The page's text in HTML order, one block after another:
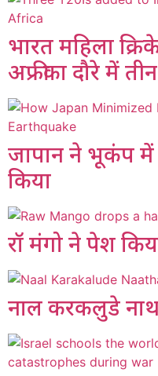
भारत महिला
अफ्रीका दौरे में
जापान ने भूकंप
किया
रॉ मंगो ने पेश
नाल करकलुडे